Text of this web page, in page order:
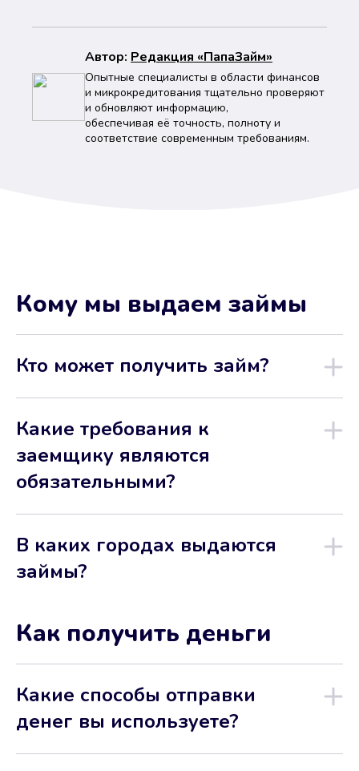
Автор: Peдaкция «ПапаЗайм»
Опытные специалисты в области финансов
и микрокредитования тщательно проверяют
и обновляют информацию,
обеспечивая её точность, полноту и
соответствие современным требованиям.
Кому мы выдаем займы
Кто может получить займ?
Какие требования к
заемщику являются
обязательными?
В каких городах выдаются
займы?
Как получить деньги
Какие способы отправки
денег вы используете?